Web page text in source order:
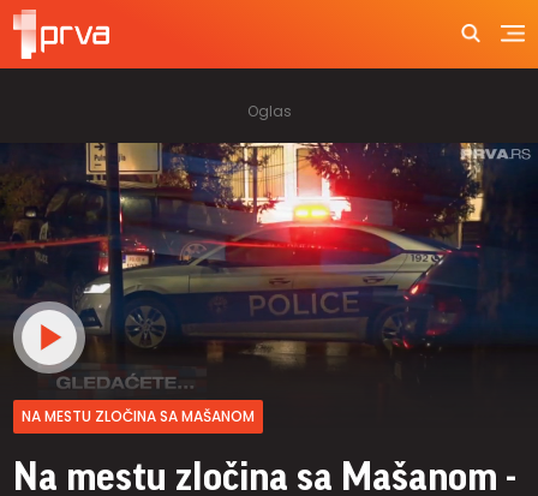
NA MESTU ZLOČINA SA MAŠANOM
Na mestu zločina sa Mašanom -